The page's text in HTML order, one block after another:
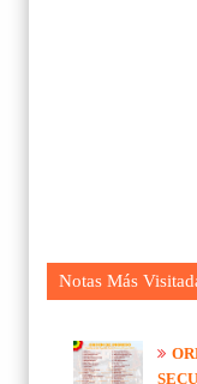
Notas Más